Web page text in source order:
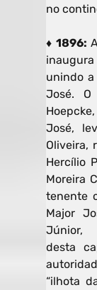
no
♦ 1896:
inaugura
unindo
José. O
José,
Oliveira,
Hercílio
Moreira
tenente
Major
Júnior,
desta
“ilhota